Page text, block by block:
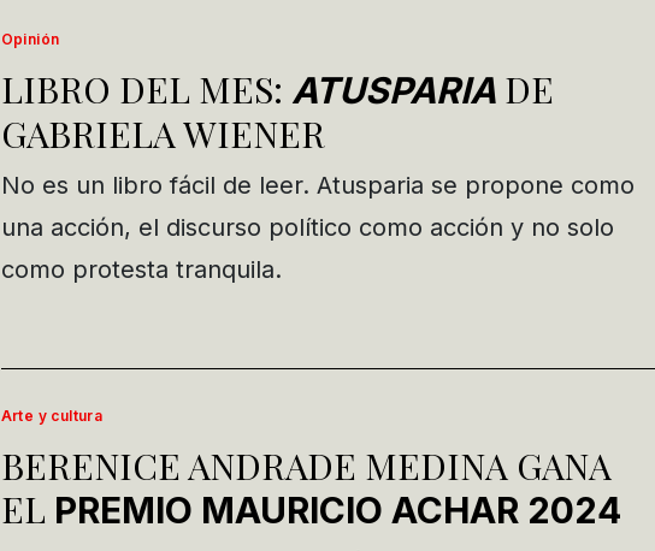
Opinión
LIBRO DEL MES: ATUSPARIADE
GABRIELA WIENER
No es un libro fácil de leer. Atusparia se propone como
una acción, el discurso político como acción y no solo
como protesta tranquila.
Arte y cultura
BERENICE ANDRADE MEDINA GANA
EL PREMIO MAURICIO ACHAR 2024